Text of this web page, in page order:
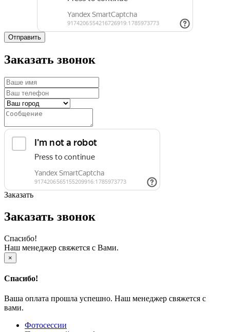
Отправить
Заказать звонок
Заказать
Заказать звонок
Спасибо!
Наш менеджер свяжется с Вами.
×
Спасибо!
Ваша оплата прошла успешно. Наш менеджер свяжется с
вами.
Фотосессии